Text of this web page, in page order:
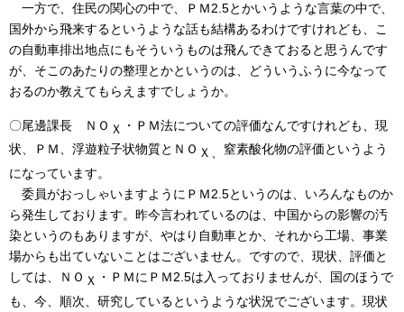
一方で、住民の関心の中で、ＰＭ2.5とかいうような言葉の中で、
国外から飛来するというような話も結構あるわけですけれども、こ
の自動車排出地点にもそういうものは飛んできておると思うんです
が、そこのあたりの整理とかというのは、どういうふうに今なって
おるのか教えてもらえますでしょうか。
〇尾邊課長 ＮＯ Ｘ ・ＰＭ法についての評価なんですけれども、現
状、ＰＭ、浮遊粒子状物質とＮＯ Ｘ、 窒素酸化物の評価というよう
になっています。
委員がおっしゃいますようにＰＭ2.5というのは、いろんなものか
ら発生しております。昨今言われているのは、中国からの影響の汚
染というのもありますが、やはり自動車とか、それから工場、事業
場からも出ていないことはございません。ですので、現状、評価と
しては、ＮＯ Ｘ ・ＰＭにＰＭ2.5は入っておりませんが、国のほうで
も、今、順次、研究しているというような状況でございます。現状